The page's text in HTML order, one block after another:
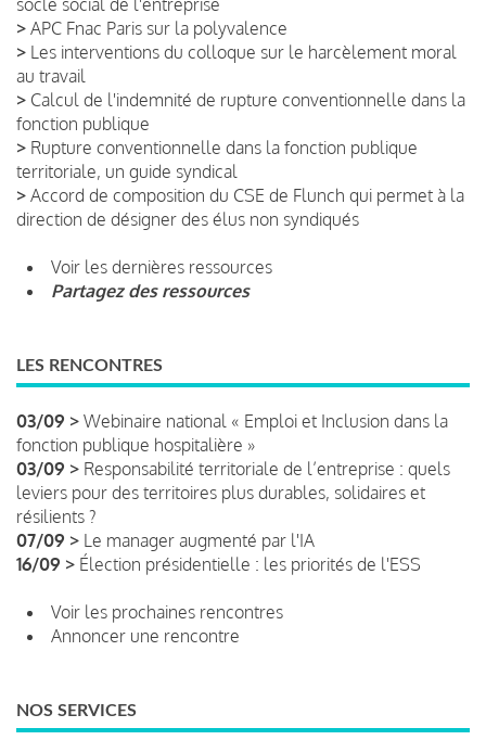
> APC Fnac Paris sur la polyvalence
> Les interventions du colloque sur le harcèlement moral
au travail
> Calcul de l'indemnité de rupture conventionnelle dans la
fonction publique
> Rupture conventionnelle dans la fonction publique
territoriale, un guide syndical
> Accord de composition du CSE de Flunch qui permet à la
direction de désigner des élus non syndiqués
Voir les dernières ressources
Partagez des ressources
LES RENCONTRES
03/09 > Webinaire national « Emploi et Inclusion dans la
fonction publique hospitalière »
03/09 > Responsabilité territoriale de l’entreprise : quels
leviers pour des territoires plus durables, solidaires et
résilients ?
07/09 > Le manager augmenté par l'IA
16/09 > Élection présidentielle : les priorités de l'ESS
Voir les prochaines rencontres
Annoncer une rencontre
NOS SERVICES